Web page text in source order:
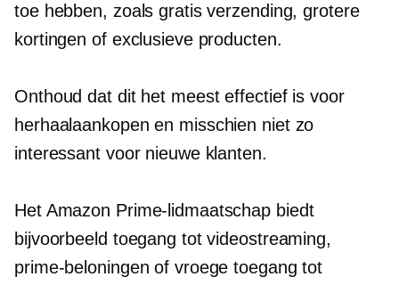
toe hebben, zoals gratis verzending, grotere
kortingen of exclusieve producten.
Onthoud dat dit het meest effectief is voor
herhaalaankopen en misschien niet zo
interessant voor nieuwe klanten.
Het Amazon Prime-lidmaatschap biedt
bijvoorbeeld toegang tot videostreaming,
prime-beloningen of vroege toegang tot